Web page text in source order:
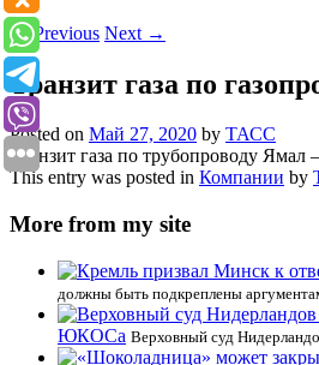
←Previous Next →
Транзит газа по
Posted on Май 27, 2020 by ТАСС
Транзит газа по трубопроводу
This entry was posted in Компании by
More from my site
должны быть подкреплены
ЮКОСа Верховный суд